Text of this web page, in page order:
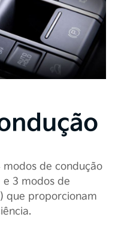
de condução
e 3 modos de
que proporcionam